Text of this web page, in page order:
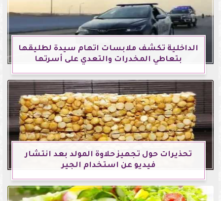
الداخلية تكشف ملابسات اتهام سيدة لطليقها
بتعاطي المخدرات والتعدي على أسرتها
تحذيرات حول تجهيز حلاوة المولد بعد انتشار
فيديو عن استخدام الجير